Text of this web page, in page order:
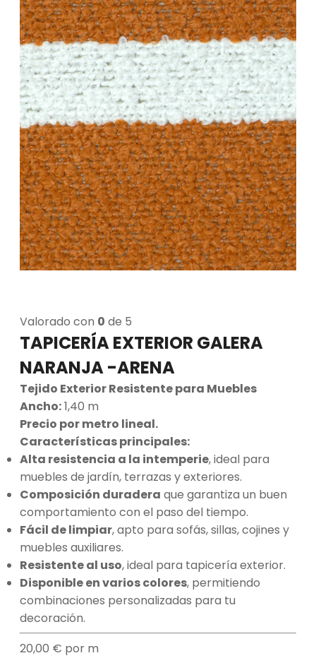
Valorado con 0 de 5
TAPICERÍA EXTERIOR GALERA
NARANJA -ARENA
Tejido Exterior Resistente para Muebles
Ancho:1,40 m
Precio por metro lineal.
Características principales:
Alta resistencia a la intemperie, ideal para
muebles de jardín, terrazas y exteriores.
Composición duradera que garantiza un buen
comportamiento con el paso del tiempo.
Fácil de limpiar, apto para sofás, sillas, cojines y
muebles auxiliares.
Resistente al uso, ideal para tapicería exterior.
Disponible en varios colores, permitiendo
combinaciones personalizadas para tu
decoración.
20,00 € por m